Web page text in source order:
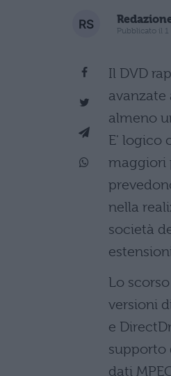
Pubblicato il
Il DVD
almeno
E' logico
maggiori
nella
società
Lo
versioni
e
supporto
dati